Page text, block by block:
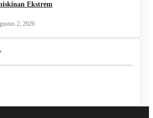
Ekstrem
2, 2026